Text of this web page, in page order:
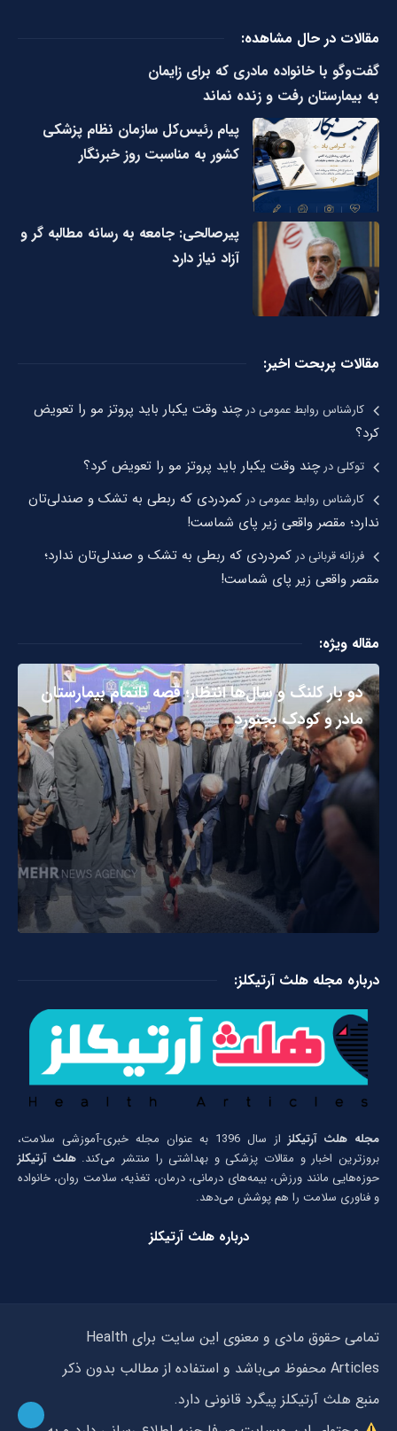
مقالات در حال مشاهده:
گفت‌وگو با خانواده مادری که برای زایمان
به بیمارستان رفت و زنده نماند
پیام رئیس‌کل سازمان نظام پزشکی
کشور به مناسبت روز خبرنگار
پیرصالحی: جامعه به رسانه مطالبه گر و
آزاد نیاز دارد
مقالات پربحت اخیر:
کارشناس روابط عمومیدرچند وقت یکبار باید پروتز مو را تعویض
کرد؟
توکلیدرچند وقت یکبار باید پروتز مو را تعویض کرد؟
کارشناس روابط عمومیدر کمردردی که ربطی به تشک و صندلی‌تان
ندارد؛ مقصر واقعی زیر پای شماست!
فرزانه قربانیدر کمردردی که ربطی به تشک و صندلی‌تان ندارد؛
مقصر واقعی زیر پای شماست!
مقاله ویژه:
دو بار کلنگ و سال‌ها انتظار؛ قصه ناتمام بیمارستان
مادر و کودک بجنورد
درباره مجله هلث آرتیکلز:
مجله هلث آرتیکلز
از سال 1396 به عنوان مجله خبری-آموزشی سلامت،
بروزترین اخبار و مقالات پزشکی و بهداشتی را منتشر می‌کند.هلث آرتیکلز
حوزه‌هایی مانند ورزش، بیمه‌های درمانی، درمان، تغذیه، سلامت روان، خانواده
و فناوری سلامت را هم پوشش می‌دهد.
درباره هلث آرتیکلز
تمامی حقوق مادی و معنوی این سایت برای Health
Articles محفوظ می‌باشد و استفاده از مطالب بدون ذکر
منبع هلث آرتیکلز پیگرد قانونی دارد.